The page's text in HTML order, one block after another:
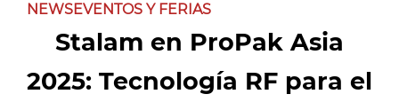
NEWSEVENTOS Y FERIAS
Stalam en ProPak Asia
2025: Tecnología RF para el